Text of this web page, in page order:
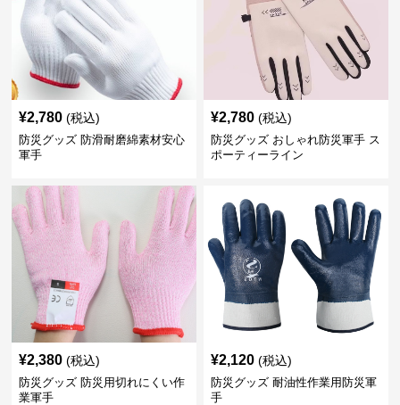
¥2,780 (税込)
防災グッズ 防滑耐磨綿素材安心
軍手
¥2,780 (税込)
防災グッズ おしゃれ防災軍手 ス
ポーティーライン
¥2,380 (税込)
防災グッズ 防災用切れにくい作
業軍手
¥2,120 (税込)
防災グッズ 耐油性作業用防災軍
手